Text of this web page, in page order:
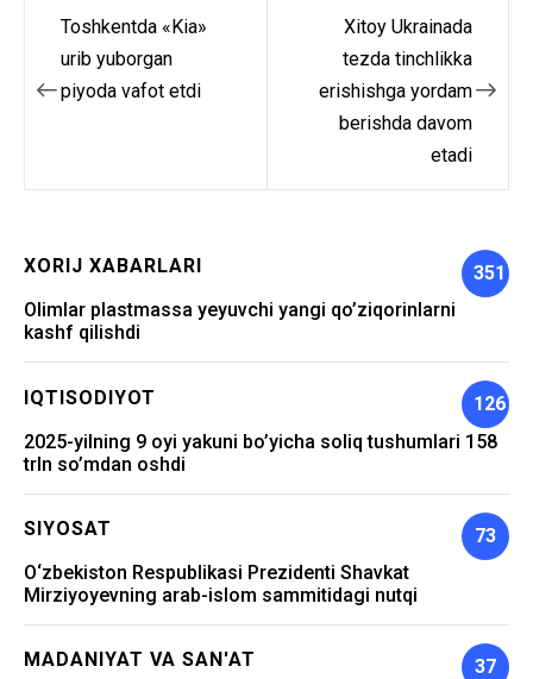
Post
menyusi
Toshkentda «Kia»
urib yuborgan
piyoda vafot etdi
Xitoy Ukrainada
tezda tinchlikka
erishishga yordam
berishda davom
etadi
XORIJ XABARLARI
351
Olimlar plastmassa yeyuvchi yangi qo’ziqorinlarni
kashf qilishdi
IQTISODIYOT
126
2025-yilning 9 oyi yakuni bo’yicha soliq tushumlari 158
trln so’mdan oshdi
SIYOSAT
73
O‘zbekiston Respublikasi Prezidenti Shavkat
Mirziyoyevning arab-islom sammitidagi nutqi
MADANIYAT VA SAN'AT
37